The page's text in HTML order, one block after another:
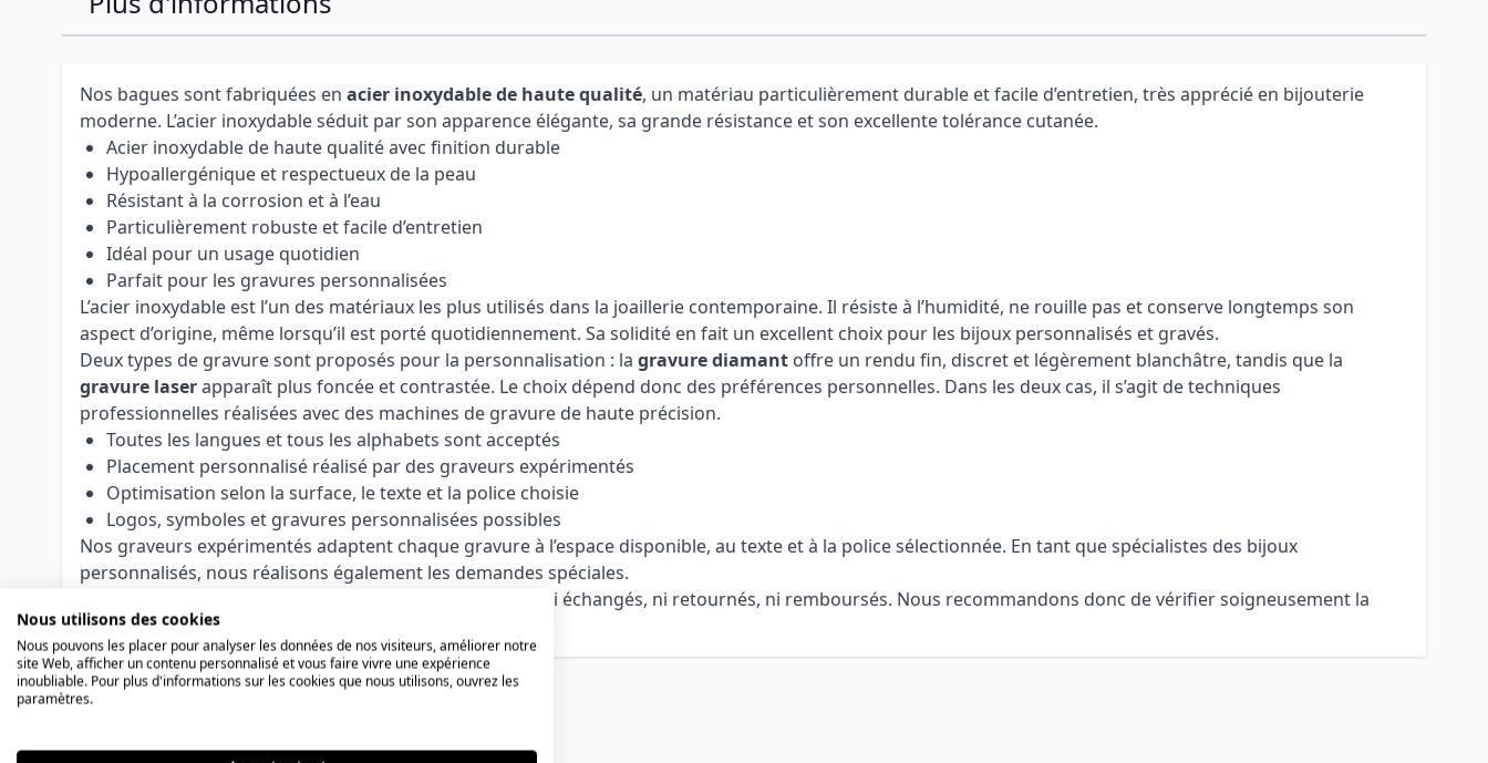
Nos bagues sont fabriquées en acier inoxydable de haute qualité, un matériau particulièrement durable et facile d’entretien, très apprécié en bijouterie
moderne. L’acier inoxydable séduit par son apparence élégante, sa grande résistance et son excellente tolérance cutanée.
Acier inoxydable de haute qualité avec finition durable
Hypoallergénique et respectueux de la peau
Résistant à la corrosion et à l’eau
Particulièrement robuste et facile d’entretien
Idéal pour un usage quotidien
Parfait pour les gravures personnalisées
L’acier inoxydable est l’un des matériaux les plus utilisés dans la joaillerie contemporaine. Il résiste à l’humidité, ne rouille pas et conserve longtemps son
aspect d’origine, même lorsqu’il est porté quotidiennement. Sa solidité en fait un excellent choix pour les bijoux personnalisés et gravés.
Deux types de gravure sont proposés pour la personnalisation : la gravure diamant offre un rendu fin, discret et légèrement blanchâtre, tandis que la
gravure laserapparaît plus foncée et contrastée. Le choix dépend donc des préférences personnelles. Dans les deux cas, il s’agit de techniques
professionnelles réalisées avec des machines de gravure de haute précision.
Toutes les langues et tous les alphabets sont acceptés
Placement personnalisé réalisé par des graveurs expérimentés
Optimisation selon la surface, le texte et la police choisie
Logos, symboles et gravures personnalisées possibles
Nos graveurs expérimentés adaptent chaque gravure à l’espace disponible, au texte et à la police sélectionnée. En tant que spécialistes des bijoux
personnalisés, nous réalisons également les demandes spéciales.
Les articles personnalisés ne peuvent être ni échangés, ni retournés, ni remboursés. Nous recommandons donc de vérifier soigneusement la
taille de bague avant la commande.
Vous aimerez aussi
Nous utilisons des cookies
Nous pouvons les placer pour analyser les données de nos visiteurs, améliorer notre
site Web, afficher un contenu personnalisé et vous faire vivre une expérience
inoubliable. Pour plus d'informations sur les cookies que nous utilisons, ouvrez les
paramètres.